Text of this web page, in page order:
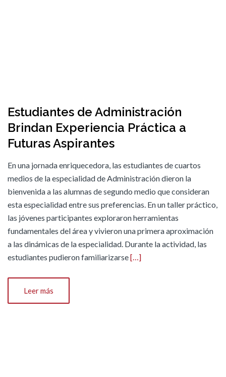
Estudiantes de Administración
Brindan Experiencia Práctica a
Futuras Aspirantes
En una jornada enriquecedora, las estudiantes de cuartos
medios de la especialidad de Administración dieron la
bienvenida a las alumnas de segundo medio que consideran
esta especialidad entre sus preferencias. En un taller práctico,
las jóvenes participantes exploraron herramientas
fundamentales del área y vivieron una primera aproximación
a las dinámicas de la especialidad. Durante la actividad, las
estudiantes pudieron familiarizarse[…]
Leer más